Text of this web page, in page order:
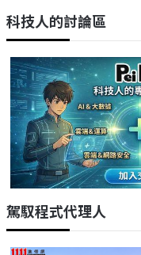
科技人的討論區
駕馭程式代理人